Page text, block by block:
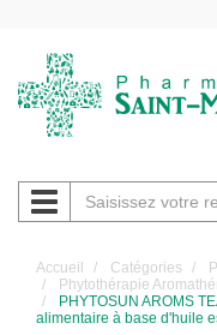
Navigation
Accueil Catégories
Phytothérapie
PHYTOSUN AROMS
alimentaire à base d'huile